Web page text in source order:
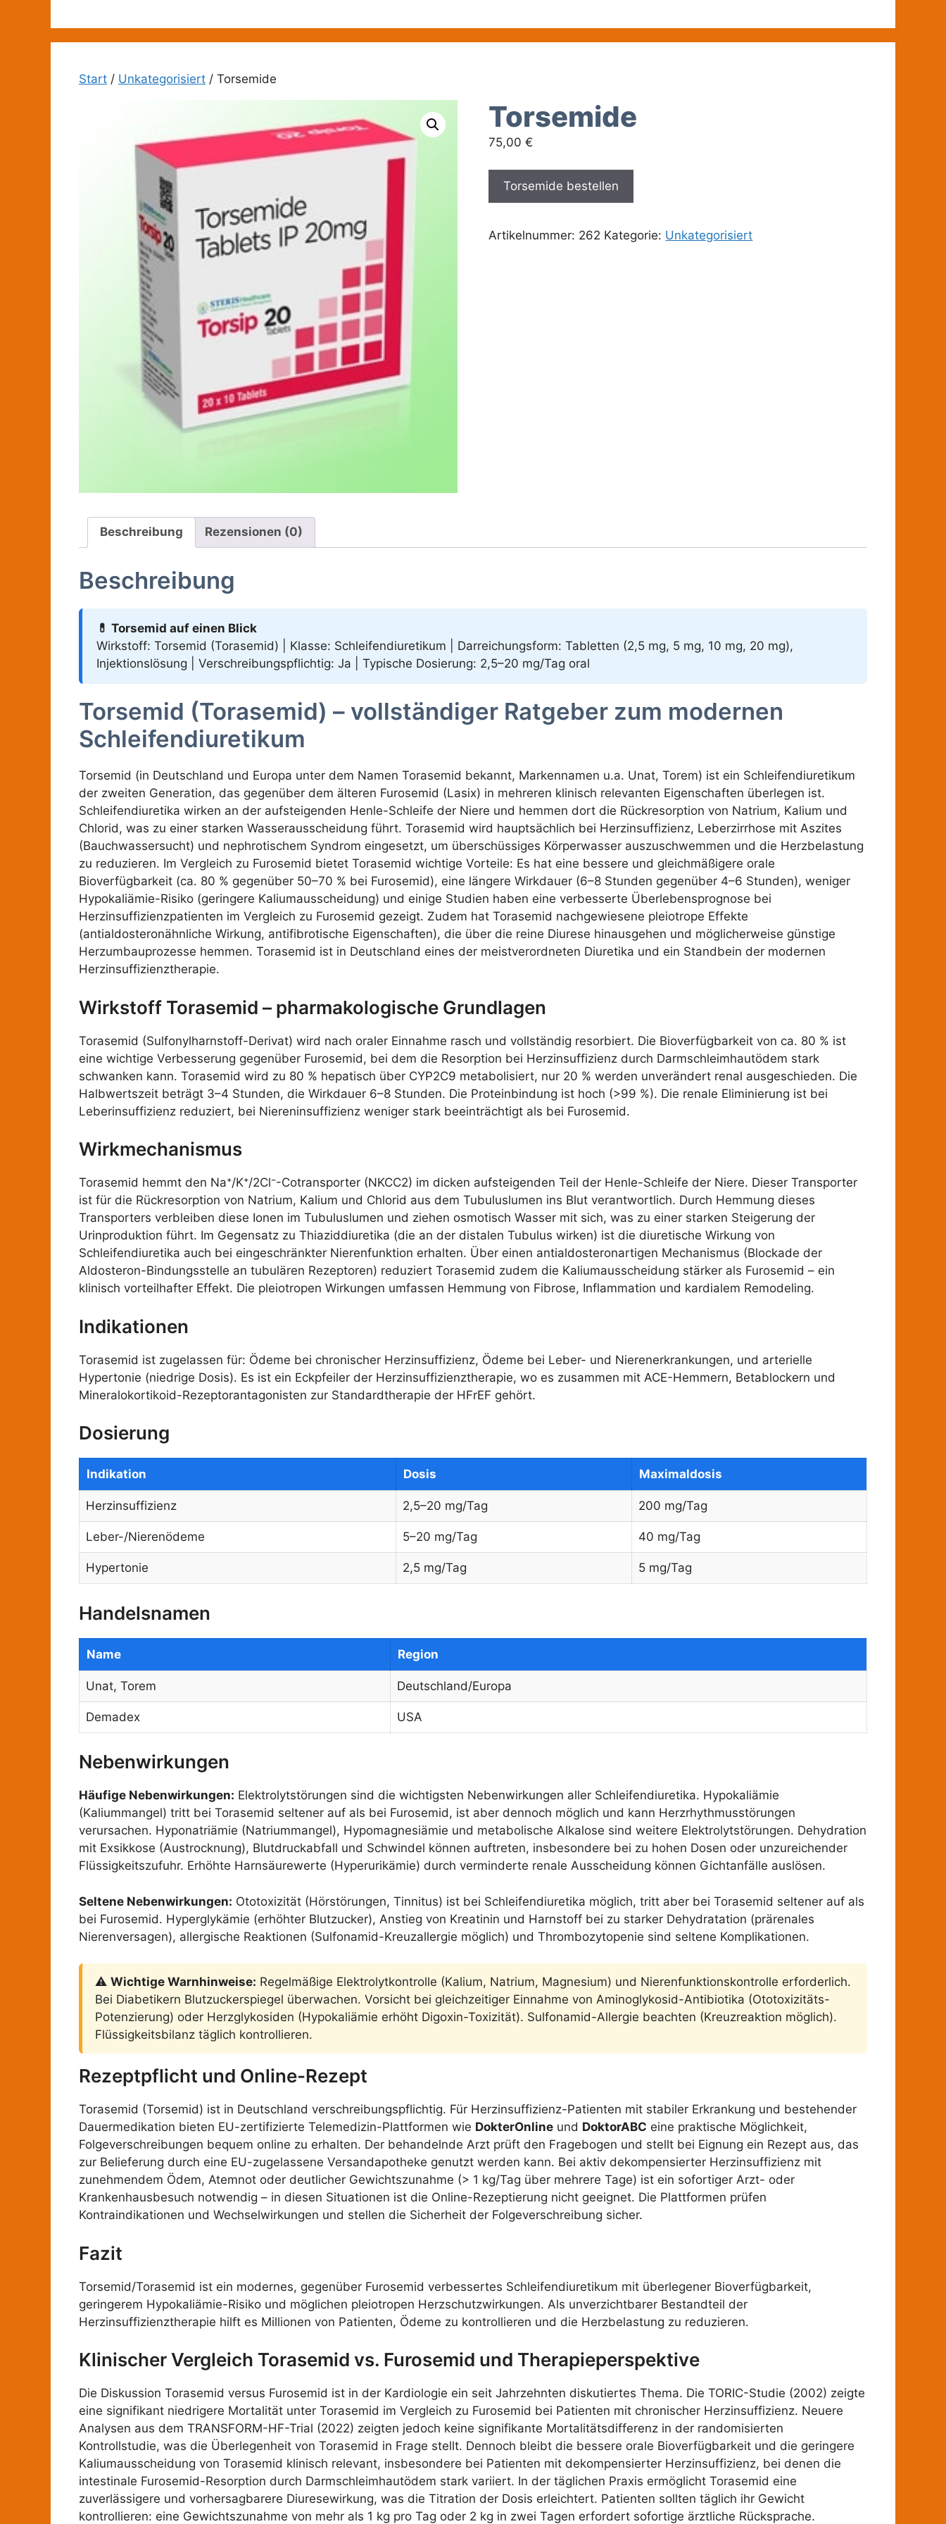
Start / Unkategorisiert / Torsemide
Torsemide
75,00€
Torsemide bestellen
Artikelnummer: 262 Kategorie: Unkategorisiert
Beschreibung Rezensionen (0)
Beschreibung
💊 Torsemid auf einen Blick
Wirkstoff: Torsemid (Torasemid) | Klasse: Schleifendiuretikum | Darreichungsform: Tabletten (2,5 mg, 5 mg, 10 mg, 20 mg),
Injektionslösung | Verschreibungspflichtig: Ja | Typische Dosierung: 2,5–20 mg/Tag oral
Torsemid (Torasemid) – vollständiger Ratgeber zum modernen
Schleifendiuretikum
Torsemid (in Deutschland und Europa unter dem Namen Torasemid bekannt, Markennamen u.a. Unat, Torem) ist ein Schleifendiuretikum
der zweiten Generation, das gegenüber dem älteren Furosemid (Lasix) in mehreren klinisch relevanten Eigenschaften überlegen ist.
Schleifendiuretika wirken an der aufsteigenden Henle-Schleife der Niere und hemmen dort die Rückresorption von Natrium, Kalium und
Chlorid, was zu einer starken Wasserausscheidung führt. Torasemid wird hauptsächlich bei Herzinsuffizienz, Leberzirrhose mit Aszites
(Bauchwassersucht) und nephrotischem Syndrom eingesetzt, um überschüssiges Körperwasser auszuschwemmen und die Herzbelastung
zu reduzieren. Im Vergleich zu Furosemid bietet Torasemid wichtige Vorteile: Es hat eine bessere und gleichmäßigere orale
Bioverfügbarkeit (ca. 80 % gegenüber 50–70 % bei Furosemid), eine längere Wirkdauer (6–8 Stunden gegenüber 4–6 Stunden), weniger
Hypokaliämie-Risiko (geringere Kaliumausscheidung) und einige Studien haben eine verbesserte Überlebensprognose bei
Herzinsuffizienzpatienten im Vergleich zu Furosemid gezeigt. Zudem hat Torasemid nachgewiesene pleiotrope Effekte
(antialdosteronähnliche Wirkung, antifibrotische Eigenschaften), die über die reine Diurese hinausgehen und möglicherweise günstige
Herzumbauprozesse hemmen. Torasemid ist in Deutschland eines der meistverordneten Diuretika und ein Standbein der modernen
Herzinsuffizienztherapie.
Wirkstoff Torasemid – pharmakologische Grundlagen
Torasemid (Sulfonylharnstoff-Derivat) wird nach oraler Einnahme rasch und vollständig resorbiert. Die Bioverfügbarkeit von ca. 80 % ist
eine wichtige Verbesserung gegenüber Furosemid, bei dem die Resorption bei Herzinsuffizienz durch Darmschleimhautödem stark
schwanken kann. Torasemid wird zu 80 % hepatisch über CYP2C9 metabolisiert, nur 20 % werden unverändert renal ausgeschieden. Die
Halbwertszeit beträgt 3–4 Stunden, die Wirkdauer 6–8 Stunden. Die Proteinbindung ist hoch (>99 %). Die renale Eliminierung ist bei
Leberinsuffizienz reduziert, bei Niereninsuffizienz weniger stark beeinträchtigt als bei Furosemid.
Wirkmechanismus
Torasemid hemmt den Na⁺/K⁺/2Cl⁻-Cotransporter (NKCC2) im dicken aufsteigenden Teil der Henle-Schleife der Niere. Dieser Transporter
ist für die Rückresorption von Natrium, Kalium und Chlorid aus dem Tubuluslumen ins Blut verantwortlich. Durch Hemmung dieses
Transporters verbleiben diese Ionen im Tubuluslumen und ziehen osmotisch Wasser mit sich, was zu einer starken Steigerung der
Urinproduktion führt. Im Gegensatz zu Thiaziddiuretika (die an der distalen Tubulus wirken) ist die diuretische Wirkung von
Schleifendiuretika auch bei eingeschränkter Nierenfunktion erhalten. Über einen antialdosteronartigen Mechanismus (Blockade der
Aldosteron-Bindungsstelle an tubulären Rezeptoren) reduziert Torasemid zudem die Kaliumausscheidung stärker als Furosemid – ein
klinisch vorteilhafter Effekt. Die pleiotropen Wirkungen umfassen Hemmung von Fibrose, Inflammation und kardialem Remodeling.
Indikationen
Torasemid ist zugelassen für: Ödeme bei chronischer Herzinsuffizienz, Ödeme bei Leber- und Nierenerkrankungen, und arterielle
Hypertonie (niedrige Dosis). Es ist ein Eckpfeiler der Herzinsuffizienztherapie, wo es zusammen mit ACE-Hemmern, Betablockern und
Mineralokortikoid-Rezeptorantagonisten zur Standardtherapie der HFrEF gehört.
Dosierung
Indikation Dosis Maximaldosis
Herzinsuffizienz 2,5–20 mg/Tag 200 mg/Tag
Leber-/Nierenödeme 5–20 mg/Tag 40 mg/Tag
Hypertonie 2,5 mg/Tag 5 mg/Tag
Handelsnamen
Name Region
Unat, Torem Deutschland/Europa
Demadex USA
Nebenwirkungen
Häufige Nebenwirkungen: Elektrolytstörungen sind die wichtigsten Nebenwirkungen aller Schleifendiuretika. Hypokaliämie
(Kaliummangel) tritt bei Torasemid seltener auf als bei Furosemid, ist aber dennoch möglich und kann Herzrhythmusstörungen
verursachen. Hyponatriämie (Natriummangel), Hypomagnesiämie und metabolische Alkalose sind weitere Elektrolytstörungen. Dehydration
mit Exsikkose (Austrocknung), Blutdruckabfall und Schwindel können auftreten, insbesondere bei zu hohen Dosen oder unzureichender
Flüssigkeitszufuhr. Erhöhte Harnsäurewerte (Hyperurikämie) durch verminderte renale Ausscheidung können Gichtanfälle auslösen.
Seltene Nebenwirkungen: Ototoxizität (Hörstörungen, Tinnitus) ist bei Schleifendiuretika möglich, tritt aber bei Torasemid seltener auf als
bei Furosemid. Hyperglykämie (erhöhter Blutzucker), Anstieg von Kreatinin und Harnstoff bei zu starker Dehydratation (prärenales
Nierenversagen), allergische Reaktionen (Sulfonamid-Kreuzallergie möglich) und Thrombozytopenie sind seltene Komplikationen.
⚠️ Wichtige Warnhinweise: Regelmäßige Elektrolytkontrolle (Kalium, Natrium, Magnesium) und Nierenfunktionskontrolle erforderlich.
Bei Diabetikern Blutzuckerspiegel überwachen. Vorsicht bei gleichzeitiger Einnahme von Aminoglykosid-Antibiotika (Ototoxizitäts-
Potenzierung) oder Herzglykosiden (Hypokaliämie erhöht Digoxin-Toxizität). Sulfonamid-Allergie beachten (Kreuzreaktion möglich).
Flüssigkeitsbilanz täglich kontrollieren.
Rezeptpflicht und Online-Rezept
Torasemid (Torsemid) ist in Deutschland verschreibungspflichtig. Für Herzinsuffizienz-Patienten mit stabiler Erkrankung und bestehender
Dauermedikation bieten EU-zertifizierte Telemedizin-Plattformen wie DokterOnline und DoktorABC eine praktische Möglichkeit,
Folgeverschreibungen bequem online zu erhalten. Der behandelnde Arzt prüft den Fragebogen und stellt bei Eignung ein Rezept aus, das
zur Belieferung durch eine EU-zugelassene Versandapotheke genutzt werden kann. Bei aktiv dekompensierter Herzinsuffizienz mit
zunehmendem Ödem, Atemnot oder deutlicher Gewichtszunahme (> 1 kg/Tag über mehrere Tage) ist ein sofortiger Arzt- oder
Krankenhausbesuch notwendig – in diesen Situationen ist die Online-Rezeptierung nicht geeignet. Die Plattformen prüfen
Kontraindikationen und Wechselwirkungen und stellen die Sicherheit der Folgeverschreibung sicher.
Fazit
Torsemid/Torasemid ist ein modernes, gegenüber Furosemid verbessertes Schleifendiuretikum mit überlegener Bioverfügbarkeit,
geringerem Hypokaliämie-Risiko und möglichen pleiotropen Herzschutzwirkungen. Als unverzichtbarer Bestandteil der
Herzinsuffizienztherapie hilft es Millionen von Patienten, Ödeme zu kontrollieren und die Herzbelastung zu reduzieren.
Klinischer Vergleich Torasemid vs. Furosemid und Therapieperspektive
Die Diskussion Torasemid versus Furosemid ist in der Kardiologie ein seit Jahrzehnten diskutiertes Thema. Die TORIC-Studie (2002) zeigte
eine signifikant niedrigere Mortalität unter Torasemid im Vergleich zu Furosemid bei Patienten mit chronischer Herzinsuffizienz. Neuere
Analysen aus dem TRANSFORM-HF-Trial (2022) zeigten jedoch keine signifikante Mortalitätsdifferenz in der randomisierten
Kontrollstudie, was die Überlegenheit von Torasemid in Frage stellt. Dennoch bleibt die bessere orale Bioverfügbarkeit und die geringere
Kaliumausscheidung von Torasemid klinisch relevant, insbesondere bei Patienten mit dekompensierter Herzinsuffizienz, bei denen die
intestinale Furosemid-Resorption durch Darmschleimhautödem stark variiert. In der täglichen Praxis ermöglicht Torasemid eine
zuverlässigere und vorhersagbarere Diuresewirkung, was die Titration der Dosis erleichtert. Patienten sollten täglich ihr Gewicht
kontrollieren: eine Gewichtszunahme von mehr als 1 kg pro Tag oder 2 kg in zwei Tagen erfordert sofortige ärztliche Rücksprache.